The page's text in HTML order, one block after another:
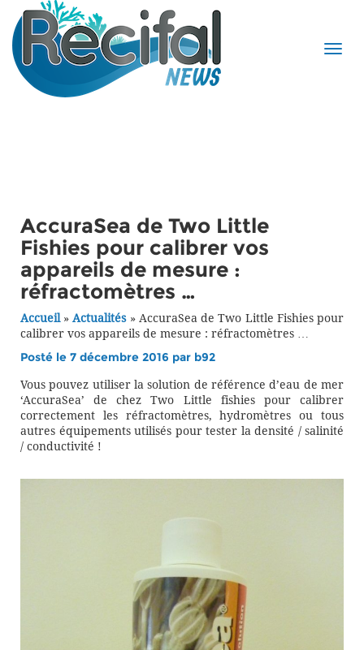
AccuraSea de Two Little
Fishies pour calibrer vos
appareils de mesure :
réfractomètres …
Accueil»Actualités» AccuraSea de Two Little Fishies pour
calibrer vos appareils de mesure : réfractomètres …
Posté le 7 décembre 2016 par b92
Vous pouvez utiliser la solution de référence d’eau de mer
‘AccuraSea’ de chez Two Little fishies pour calibrer
correctement les réfractomètres, hydromètres ou tous
autres équipements utilisés pour tester la densité / salinité
/ conductivité !